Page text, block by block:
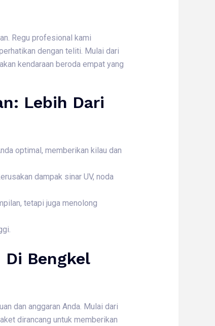
Regu profesional kami
dengan teliti. Mulai dari
kendaraan beroda empat yang
Lebih Dari
optimal, memberikan kilau dan
dampak sinar UV, noda
tetapi juga menolong
Bengkel
dan anggaran Anda. Mulai dari
dirancang untuk memberikan